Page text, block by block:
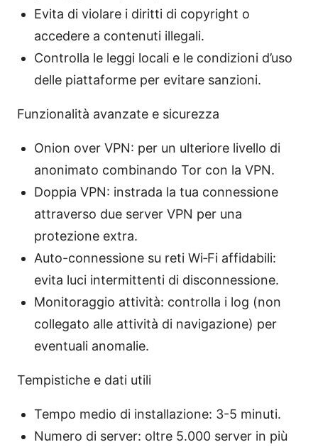
Evita di violare i diritti di copyright o
accedere a contenuti illegali.
Controlla le leggi locali e le condizioni d’uso
delle piattaforme per evitare sanzioni.
Funzionalità avanzate e sicurezza
Onion over VPN: per un ulteriore livello di
anonimato combinando Tor con la VPN.
Doppia VPN: instrada la tua connessione
attraverso due server VPN per una
protezione extra.
Auto-connessione su reti Wi‑Fi affidabili:
evita luci intermittenti di disconnessione.
Monitoraggio attività: controlla i log (non
collegato alle attività di navigazione) per
eventuali anomalie.
Tempistiche e dati utili
Tempo medio di installazione: 3-5 minuti.
Numero di server: oltre 5.000 server in più